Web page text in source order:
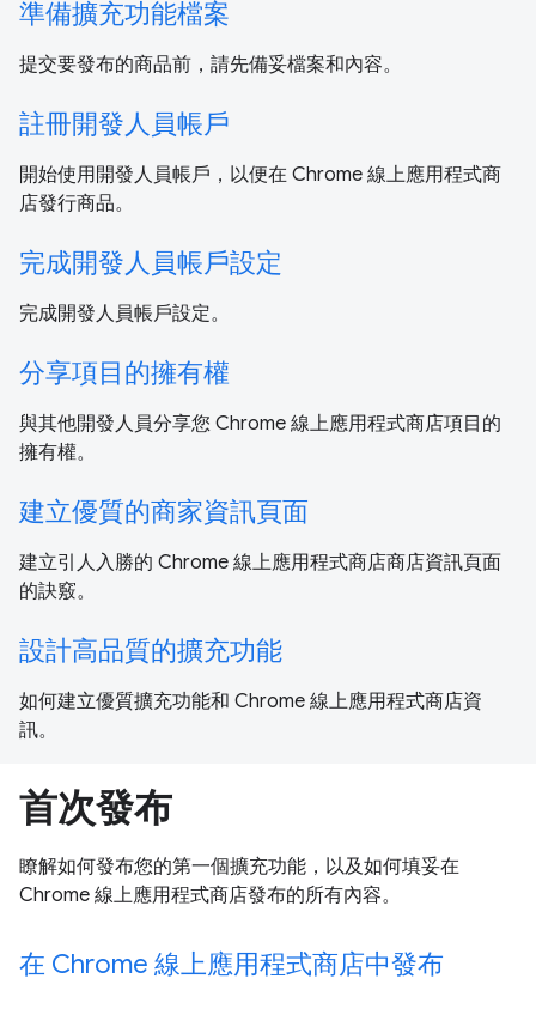
準備擴充功能檔案
提交要發布的商品前，請先備妥檔案和內容。
註冊開發人員帳戶
開始使用開發人員帳戶，以便在 Chrome 線上應用程式商
店發行商品。
完成開發人員帳戶設定
完成開發人員帳戶設定。
分享項目的擁有權
與其他開發人員分享您 Chrome 線上應用程式商店項目的
擁有權。
建立優質的商家資訊頁面
建立引人入勝的 Chrome 線上應用程式商店商店資訊頁面
的訣竅。
設計高品質的擴充功能
如何建立優質擴充功能和 Chrome 線上應用程式商店資
訊。
首次發布
瞭解如何發布您的第一個擴充功能，以及如何填妥在
Chrome 線上應用程式商店發布的所有內容。
在 Chrome 線上應用程式商店中發布